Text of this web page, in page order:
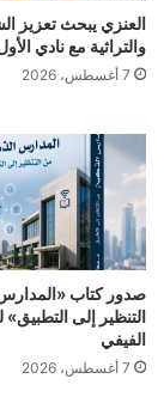
العنزي يبحث تعزيز
والتراثية مع نادي الأول
7 أغسطس، 2026
صدور كتاب
التنظير إلى
الفيفي
7 أغسطس، 2026